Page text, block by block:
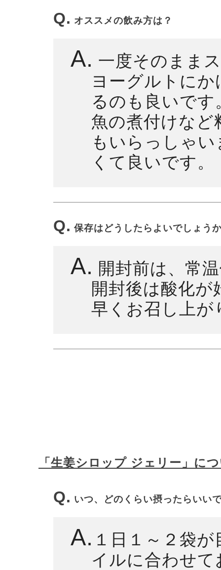
Q. オススメの飲み方は？
A. 一度そのまま
ヨーグルトに
るのも良いです
魚の煮付けな
もいらっしゃ
くて良いです。
Q. 保存はどうしたらよいでしょう
A. 開封前は、常
開封後は酸化
早くお召し上が
「生姜シロップ ジェリー」に
Q. いつ、どのくらい摂ったらいい
A. １日１～２袋
イルに合わせ